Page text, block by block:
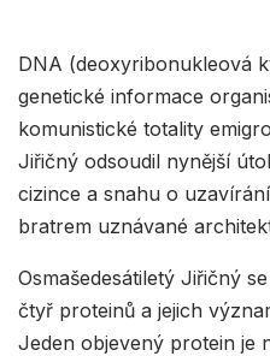
DNA (deoxyribonukleová
genetické informace
komunistické totality
Jiřičný odsoudil nynější
cizince a snahu o
bratrem uznávané
Osmašedesátiletý Jiřičný
čtyř proteinů a jejich
Jeden objevený protein je